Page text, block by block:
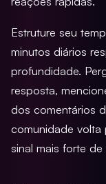
Estruture seu
minutos diários
profundidade.
resposta,
dos comentários
comunidade
sinal mais forte